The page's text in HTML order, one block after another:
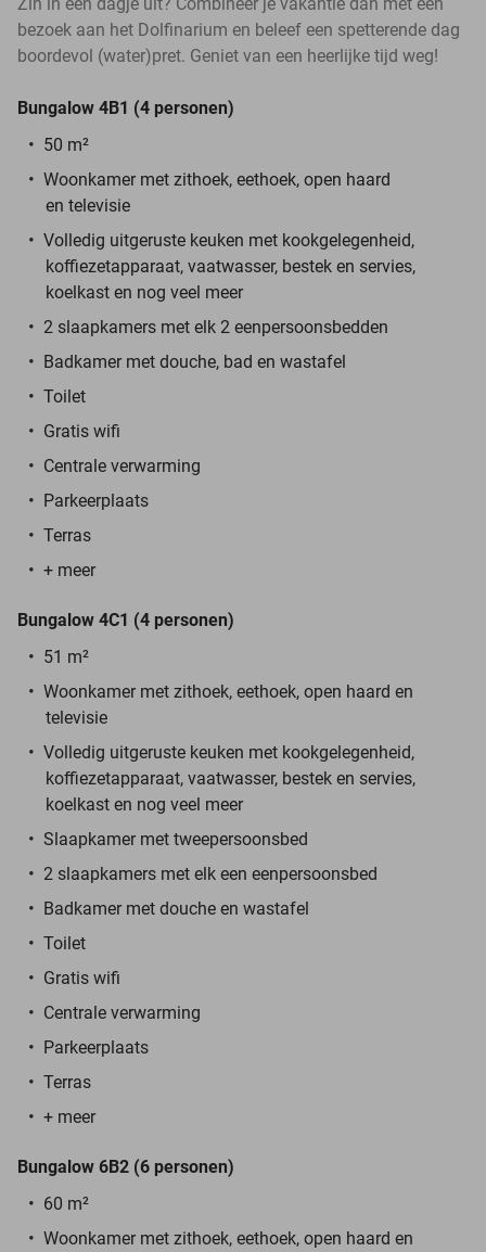
bezoek aan het Dolfinarium en beleef een spetterende dag
boordevol (water)pret. Geniet van een heerlijke tijd weg!
Bungalow 4B1 (4 personen)
50 m²
Woonkamer met zithoek, eethoek, open haard
en televisie
Volledig uitgeruste keuken met kookgelegenheid,
koffiezetapparaat, vaatwasser, bestek en servies,
koelkast en nog veel meer
2 slaapkamers met elk 2 eenpersoonsbedden
Badkamer met douche, bad en wastafel
Toilet
Gratis wifi
Centrale verwarming
Parkeerplaats
Terras
+ meer
Bungalow 4C1 (4 personen)
51 m²
Woonkamer met zithoek, eethoek, open haard en
televisie
Volledig uitgeruste keuken met kookgelegenheid,
koffiezetapparaat, vaatwasser, bestek en servies,
koelkast en nog veel meer
Slaapkamer met tweepersoonsbed
2 slaapkamers met elk een eenpersoonsbed
Badkamer met douche en wastafel
Toilet
Gratis wifi
Centrale verwarming
Parkeerplaats
Terras
+ meer
Bungalow 6B2 (6 personen)
60 m²
Woonkamer met zithoek, eethoek, open haard en